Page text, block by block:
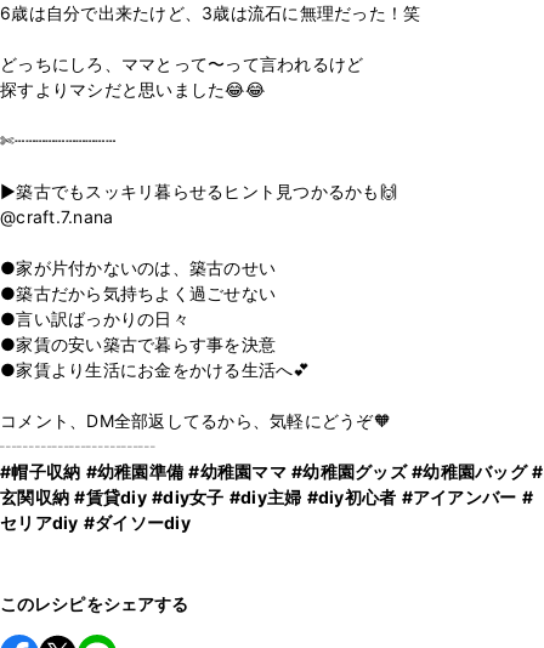
6歳は自分で出来たけど、3歳は流石に無理だった！笑
どっちにしろ、ママとって〜って言われるけど
探すよりマシだと思いました😂😂
✄┄┄┄┄┄┄┄┄┄┄
▶︎築古でもスッキリ暮らせるヒント見つかるかも🙌
@craft.7.nana
●家が片付かないのは、築古のせい
●築古だから気持ちよく過ごせない
●言い訳ばっかりの日々
●家賃の安い築古で暮らす事を決意
●家賃より生活にお金をかける生活へ💕
コメント、DM全部返してるから、気軽にどうぞ🧡
#帽子収納 #幼稚園準備 #幼稚園ママ #幼稚園グッズ #幼稚園バッグ #
玄関収納 #賃貸diy #diy女子 #diy主婦 #diy初心者 #アイアンバー #
セリアdiy #ダイソーdiy
このレシピをシェアする